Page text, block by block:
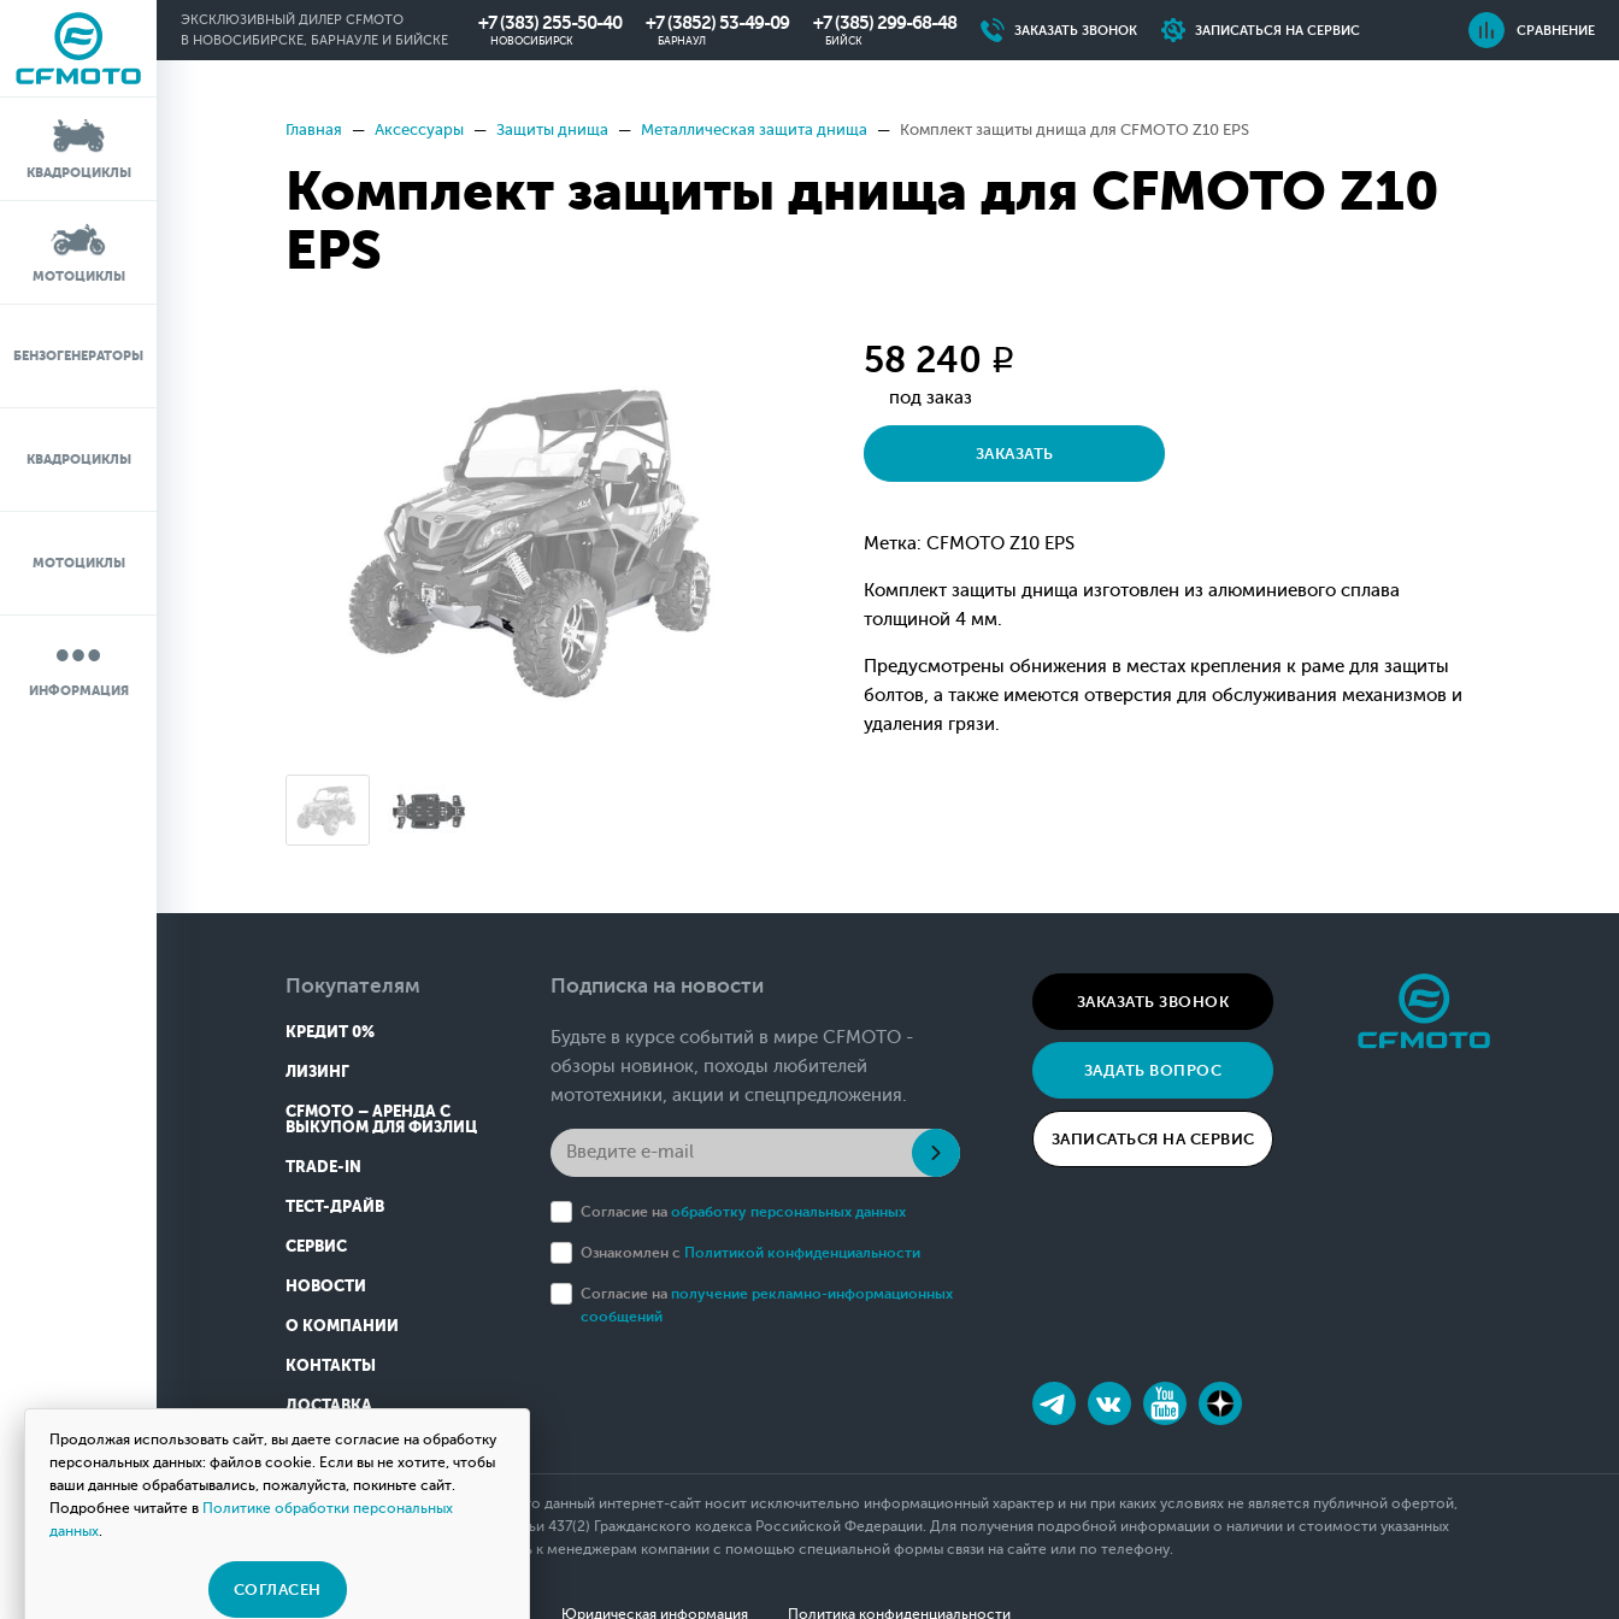
Продолжая использовать сайт, вы даете согласие на обработку
персональных данных: файлов cookie. Если вы не хотите, чтобы
ваши данные обрабатывались, пожалуйста, покиньте сайт.
Подробнее читайте в Политике обработки персональных
данных.
СОГЛАСЕН
ЭКСКЛЮЗИВНЫЙ ДИЛЕР CFMOTO
В НОВОСИБИРСКЕ, БАРНАУЛЕ И БИЙСКЕ
+7 (383) 255-50-40
НОВОСИБИРСК
+7 (3852) 53-49-09
БАРНАУЛ
+7 (385) 299-68-48
БИЙСК
ЗАКАЗАТЬ ЗВОНОК ЗАПИСАТЬСЯ НА СЕРВИС СРАВНЕНИЕ
КВАДРОЦИКЛЫ
МОТОЦИКЛЫ
БЕНЗОГЕНЕРАТОРЫ
КВАДРОЦИКЛЫ
МОТОЦИКЛЫ
ИНФОРМАЦИЯ
0%
IN
Главная Аксессуары Защиты днища Металлическая защита днища Комплект защиты днища для CFMOTO Z10 EPS
Комплект защиты днища для CFMOTO Z10
EPS
58 240 q
под заказ
ЗАКАЗАТЬ
Метка: CFMOTO Z10 EPS
Комплект защиты днища изготовлен из алюминиевого сплава
толщиной 4 мм.
Предусмотрены обнижения в местах крепления к раме для защиты
болтов, а также имеются отверстия для обслуживания механизмов и
удаления грязи.
Покупателям
КРЕДИТ 0%
ЛИЗИНГ
CFMOTO – АРЕНДА С
ВЫКУПОМ ДЛЯ ФИЗЛИЦ
TRADE-IN
ТЕСТ-ДРАЙВ
СЕРВИС
НОВОСТИ
О КОМПАНИИ
КОНТАКТЫ
ДОСТАВКА
Подписка на новости
Будьте в курсе событий в мире CFMOTO -
обзоры новинок, походы любителей
мототехники, акции и спецпредложения.
Согласие на обработку персональных данных
Ознакомлен с Политикой конфиденциальности
Согласие на получение рекламно-информационных
сообщений
ЗАКАЗАТЬ ЗВОНОК
ЗАДАТЬ ВОПРОС
ЗАПИСАТЬСЯ НА СЕРВИС
Обращаем ваше внимание на то, что данный интернет-сайт носит исключительно информационный характер и ни при каких условиях не является публичной офертой,
определяемой положениями Статьи 437(2) Гражданского кодекса Российской Федерации. Для получения подробной информации о наличии и стоимости указанных
товаров, пожалуйста, обращайтесь к менеджерам компании с помощью специальной формы связи на сайте или по телефону.
© 2026 Мотосалон «ВНЕ ДОРОГ» Юридическая информация Политика конфиденциальности